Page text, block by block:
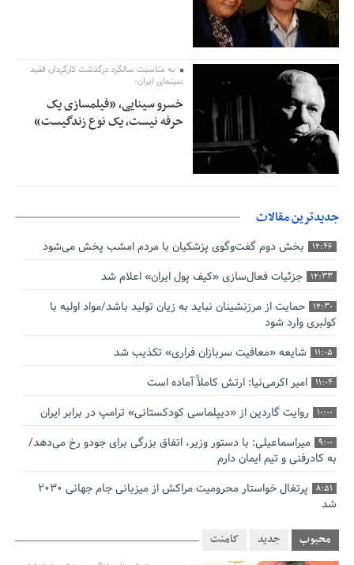
به مناسبت سالگرد درگذشت کارگردان فقید
سینمای ایران؛
خسرو سینایی، «فیلمسازی یک
حرفه نیست، یک نوع زندگیست»
جدیدترین مقالات
12:46 بخش دوم گفت‌وگوی پزشکیان با مردم امشب پخش می‌شود
12:33 جزئیات فعال‌سازی «کیف پول ایران» اعلام شد
12:30
حمایت از مرزنشینان نباید به زیان تولید باشد/مواد اولیه با
کولبری وارد شود
11:05 شایعه «معافیت سربازان فراری» تکذیب شد
11:04 امیر اکرمی‌نیا: ارتش کاملاً آماده است
10:00 روایت گاردین از «دیپلماسی کودکستانی» ترامپ در برابر ایران
9:00
میراسماعیلی: با دستور وزیر، اتفاق بزرگی برای جودو رخ می‌دهد/
به کادرفنی و تیم ایمان دارم
8:51
پرتغال خواستار محرومیت مراکش از میزبانی جام جهانی ۲۰۳۰
شد
فریدون جیرانی: اکبر عبدی حیف شدمحبوب جدید کامنت